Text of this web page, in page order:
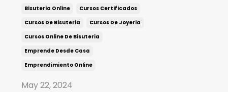
Bisuteria Online
Cursos Certificados
Cursos De Bisuteria
Cursos De Joyeria
Cursos Online De Bisuteria
Emprende Desde Casa
Emprendimiento Online
May 22, 2024